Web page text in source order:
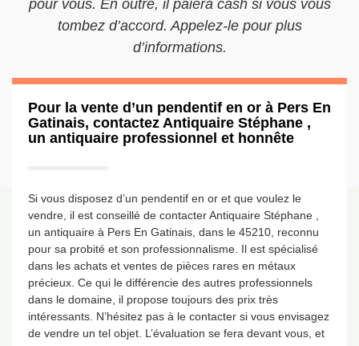
pour vous. En outre, il paiera cash si vous vous
tombez d’accord. Appelez-le pour plus
d’informations.
Pour la vente d’un pendentif en or à Pers En
Gatinais, contactez Antiquaire Stéphane ,
un antiquaire professionnel et honnête
Si vous disposez d’un pendentif en or et que voulez le
vendre, il est conseillé de contacter Antiquaire Stéphane ,
un antiquaire à Pers En Gatinais, dans le 45210, reconnu
pour sa probité et son professionnalisme. Il est spécialisé
dans les achats et ventes de pièces rares en métaux
précieux. Ce qui le différencie des autres professionnels
dans le domaine, il propose toujours des prix très
intéressants. N’hésitez pas à le contacter si vous envisagez
de vendre un tel objet. L’évaluation se fera devant vous, et